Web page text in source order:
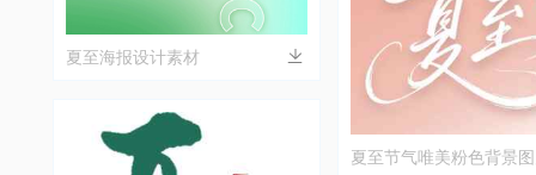
夏至海报设计素材
夏至节气唯美粉色背景